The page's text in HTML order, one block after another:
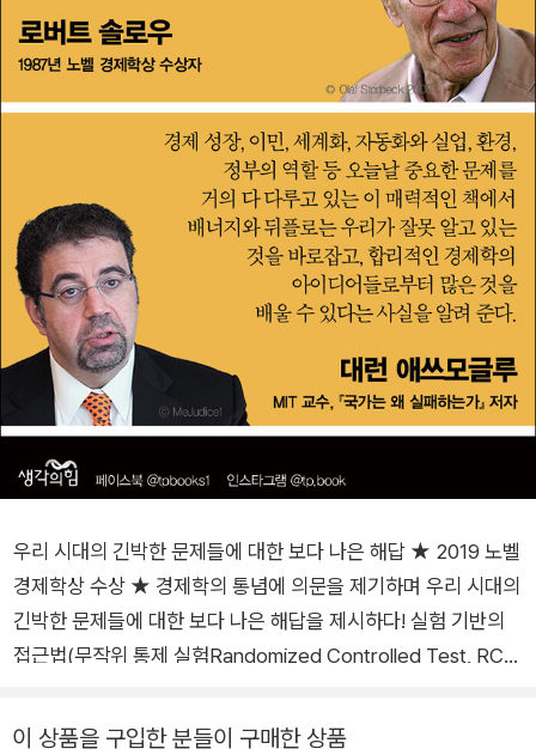
우리 시대의 긴박한 문제들에 대한 보다 나은 해답 ★ 2019 노벨
경제학상 수상 ★ 경제학의 통념에 의문을 제기하며 우리 시대의
긴박한 문제들에 대한 보다 나은 해답을 제시하다! 실험 기반의
접근법(무작위 통제 실험Randomized Controlled Test, RC
상’을 수상한 경제학자들의 최신간이 출간되었다. 아비지트 배너
이 상품을 구입한 분들이 구매한 상품